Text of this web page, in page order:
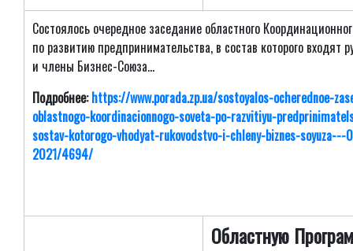
Состоялось очередное заседание областного
по развитию предпринимательства, в состав которого входят
и члены Бизнес-Союза...
Подробнее:https://www.porada.zp.ua/sostoyalos-ocherednoe-
oblastnogo-koordinacionnogo-soveta-po-razvitiyu-
sostav-kotorogo-vhodyat-rukovodstvo-i-chleny-biznes-
2021/4694/
Областную